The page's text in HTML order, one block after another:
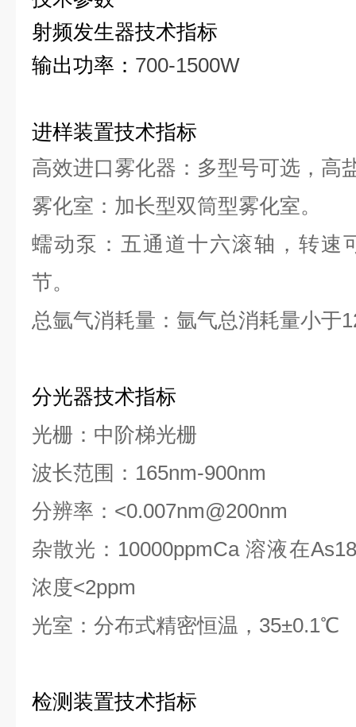
射频发生器技术指标
输出功率： 700-1500W
进样装置技术指标
高效进口雾化器：多型号可选，高
雾化室：加长型双筒型雾化室。
蠕动泵：五通道十六滚轴，转速
节。
总氩气消耗量：氩气总消耗量小于
分光器技术指标
光栅：中阶梯光栅
波长范围：165nm-900nm
分辨率：<0.007nm@200nm
杂散光：10000ppmCa 溶液在
浓度<2ppm
光室：分布式精密恒温，35±0.1℃
检测装置技术指标